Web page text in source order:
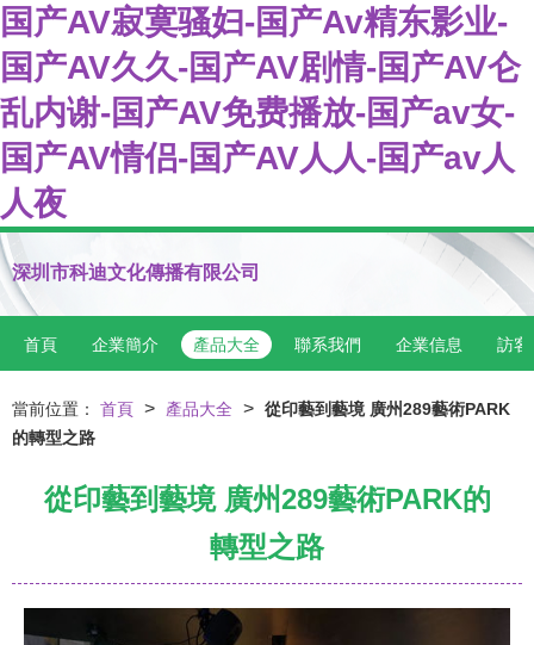
国产AV寂寞骚妇-国产Av精东影业-
国产AV久久-国产AV剧情-国产AV仑
乱内谢-国产AV免费播放-国产av女-
国产AV情侣-国产AV人人-国产av人
人夜
深圳市科迪文化傳播有限公司
首頁 企業簡介 產品大全 聯系我們 企業信息 訪客
當前位置： 首頁 > 產品大全 > 從印藝到藝境 廣州289藝術PARK
的轉型之路
從印藝到藝境 廣州289藝術PARK的
轉型之路